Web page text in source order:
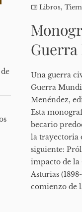
Libros,
Una guerra
Guerra
Menéndez,
Esta
becario
la trayectoria
siguiente:
impacto de la
Asturias
comienzo de